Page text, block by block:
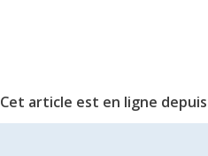
Cet article est en ligne depuis